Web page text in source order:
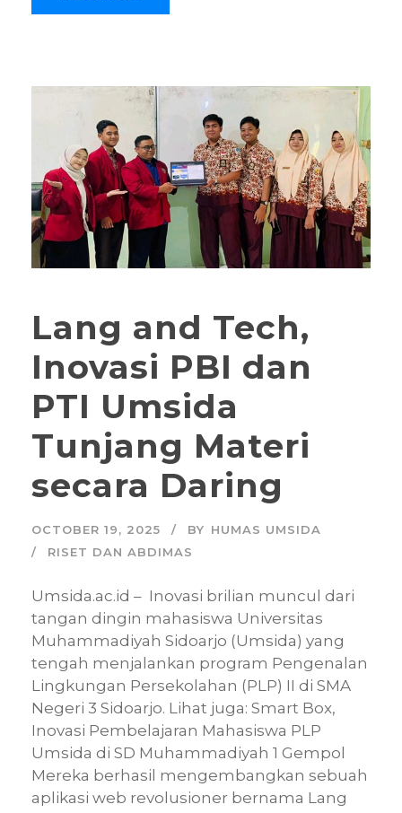
Lang and Tech,
Inovasi PBI dan
PTI Umsida
Tunjang Materi
secara Daring
OCTOBER 19, 2025 BY HUMAS UMSIDA
RISET DAN ABDIMAS
Umsida.ac.id – Inovasi brilian muncul dari
tangan dingin mahasiswa Universitas
Muhammadiyah Sidoarjo (Umsida) yang
tengah menjalankan program Pengenalan
Lingkungan Persekolahan (PLP) II di SMA
Negeri 3 Sidoarjo. Lihat juga: Smart Box,
Inovasi Pembelajaran Mahasiswa PLP
Umsida di SD Muhammadiyah 1 Gempol
Mereka berhasil mengembangkan sebuah
aplikasi web revolusioner bernama Lang